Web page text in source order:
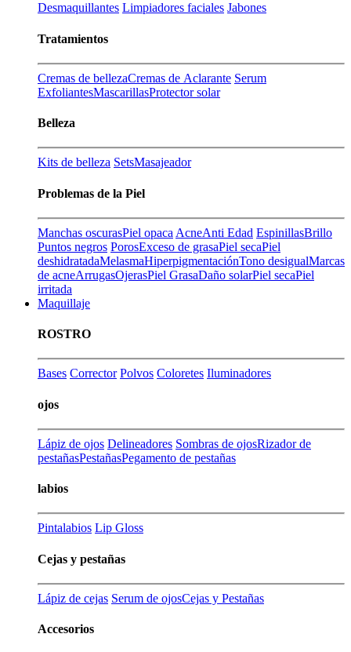
Desmaquillantes Limpiadores faciales Jabones
Tratamientos
Cremas de bellezaCremas de Aclarante Serum
ExfoliantesMascarillasProtector solar
Belleza
Kits de belleza SetsMasajeador
Problemas de la Piel
Manchas oscurasPiel opaca AcneAnti Edad EspinillasBrillo
Puntos negros PorosExceso de grasaPiel secaPiel
deshidratadaMelasmaHiperpigmentaciónTono desigualMarcas
de acneArrugasOjerasPiel GrasaDaño solarPiel secaPiel
irritada
Maquillaje
ROSTRO
Bases Corrector Polvos Coloretes Iluminadores
ojos
Lápiz de ojos Delineadores Sombras de ojosRizador de
pestañasPestañasPegamento de pestañas
labios
Pintalabios Lip Gloss
Cejas y pestañas
Lápiz de cejas Serum de ojosCejas y Pestañas
Accesorios